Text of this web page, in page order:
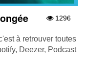
1296
à retrouver toutes
, Deezer , Podcast